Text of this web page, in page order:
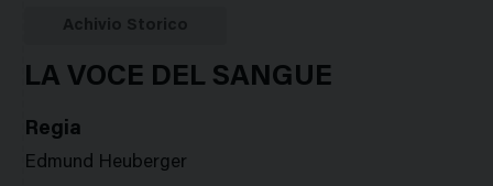
LA VOCE DEL SANGUE
Regia
Edmund Heuberger